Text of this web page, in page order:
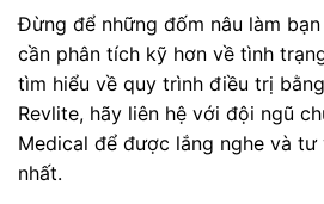
Đừng để những đốm nâu làm
cần phân tích kỹ hơn về tình
tìm hiểu về quy trình điều trị
Revlite, hãy liên hệ với đội ngũ
Medical để được lắng nghe và
nhất.